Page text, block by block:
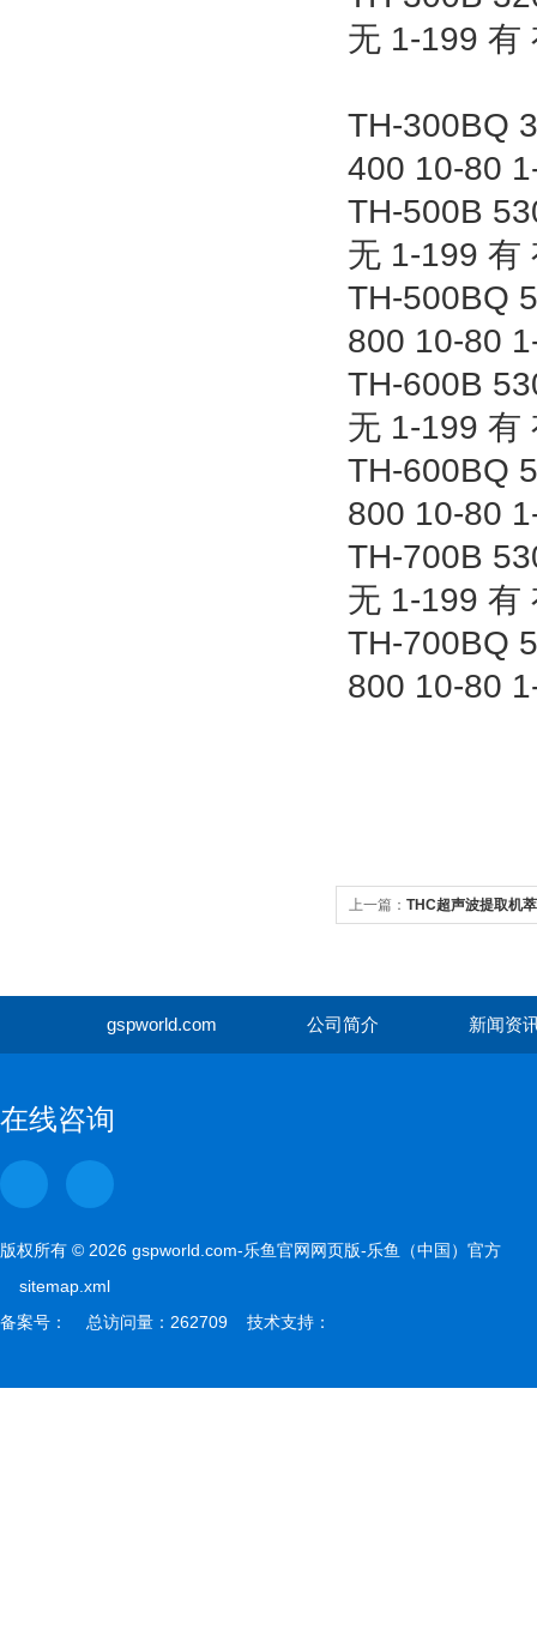
无 1-199 有
TH-300BQ
400 10-80
TH-500B
无 1-199 有
TH-500BQ
800 10-80
TH-600B
无 1-199 有
TH-600BQ
800 10-80
TH-700B
无 1-199 有
TH-700BQ
800 10-80
上一篇： THC超声波提取机
gspworld.com 公司简介 新闻资
在线咨询
版权所有 © 2026 gspworld.com-乐鱼官网网页版-乐鱼（中国）官方
sitemap.xml
备案号： 总访问量：262709 技术支持：